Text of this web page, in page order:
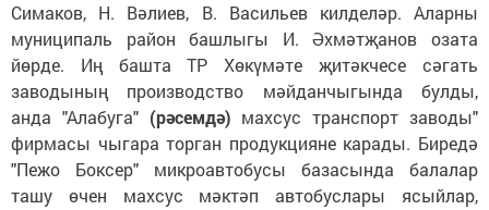
Симаков, Н. Вәлиев, В. Васильев килделәр. Аларны
муниципаль район башлыгы И. Әхмәтҗанов озата
йөрде. Иң башта ТР Хөкүмәте җитәкчесе сәгать
заводының производство мәйданчыгында булды,
анда "Алабуга" (рәсемдә) махсус транспорт заводы"
фирмасы чыгара торган продукцияне карады. Биредә
"Пежо Боксер" микроавтобусы базасында балалар
ташу өчен махсус мәктәп автобуслары ясыйлар,